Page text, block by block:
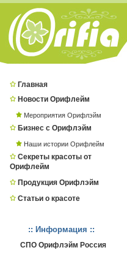
Главная
Новости Орифлейм
Мероприятия Орифлэйм
Бизнес с Орифлэйм
Наши истории Орифлейм
Секреты красоты от
Орифлейм
Продукция Орифлэйм
Статьи о красоте
:: Информация ::
СПО Орифлэйм Россия